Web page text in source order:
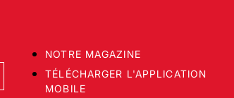
NOTRE MAGAZINE
TÉLÉCHARGER L'APPLICATION
MOBILE